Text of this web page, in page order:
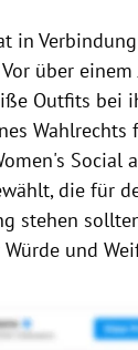
in
über
Outfits bei
Wahlrechts
Social
die für
stehen
und